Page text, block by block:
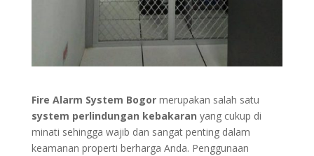
Fire Alarm System Bogormerupakan salah satu
system perlindungan kebakaran yang cukup di
minati sehingga wajib dan sangat penting dalam
keamanan properti berharga Anda. Penggunaan